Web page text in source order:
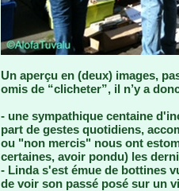
Un aperçu en (deux) images,
omis de “clicheter”, il n’y a
- une sympathique centaine
part de gestes quotidiens,
ou "non mercis" nous ont
certaines, avoir pondu) les
- Linda s'est émue de bottines
de voir son passé posé sur un